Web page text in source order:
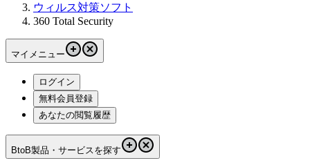
ウィルス対策ソフト
360 Total Security
マイメニュー
ログイン
無料会員登録
あなたの閲覧履歴
BtoB製品・サービスを探す